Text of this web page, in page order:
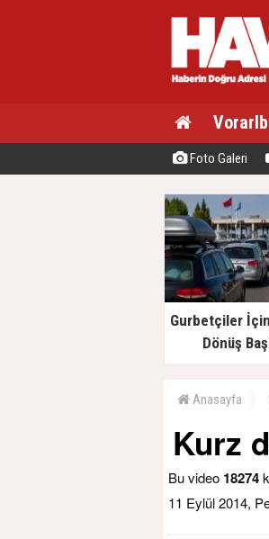
Foto Galeri
Gurbetçiler
Dönüş
Anasayfa
Kurz
Bu video 18274
11 Eylül 2014,